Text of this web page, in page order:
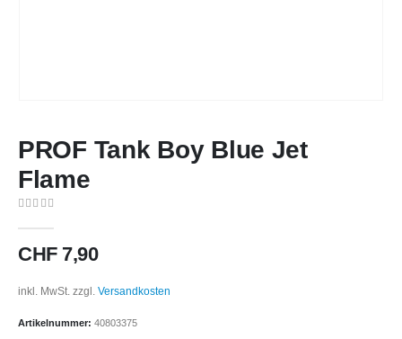
PROF Tank Boy Blue Jet
Flame
CHF7,90
inkl. MwSt. zzgl. Versandkosten
Artikelnummer: 40803375